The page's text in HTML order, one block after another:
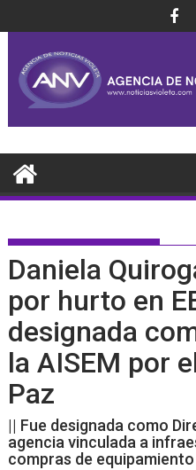
al
contenido
Daniela
por hurto en
designada
la AISEM por
Paz
|| Fue designada como
agencia vinculada a
compras de